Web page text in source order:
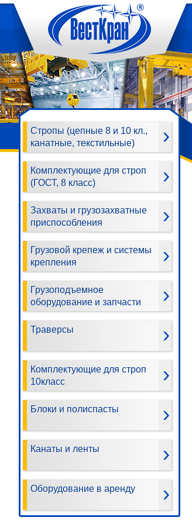
Стропы (цепные 8 и 10 кл.,
канатные, текстильные)
Комплектующие для строп
(ГОСТ, 8 класс)
Захваты и грузозахватные
приспособления
Грузовой крепеж и системы
крепления
Грузоподъемное
оборудование и запчасти
Траверсы
Комплектующие для строп
10класс
Блоки и полиспасты
Канаты и ленты
Оборудование в аренду